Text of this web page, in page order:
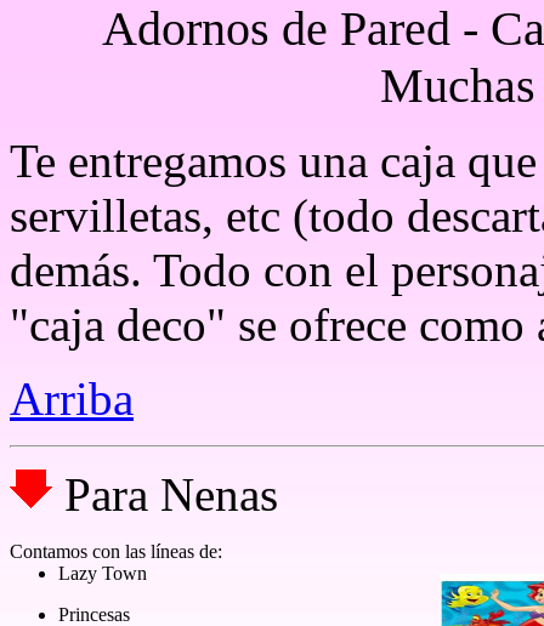
Adornos de Pared -
Te entregamos una caja
servilletas, etc (todo
demás. Todo con el
"caja deco" se ofrece
Arriba
Para Nenas
Contamos con las líneas de:
Lazy Town
Princesas